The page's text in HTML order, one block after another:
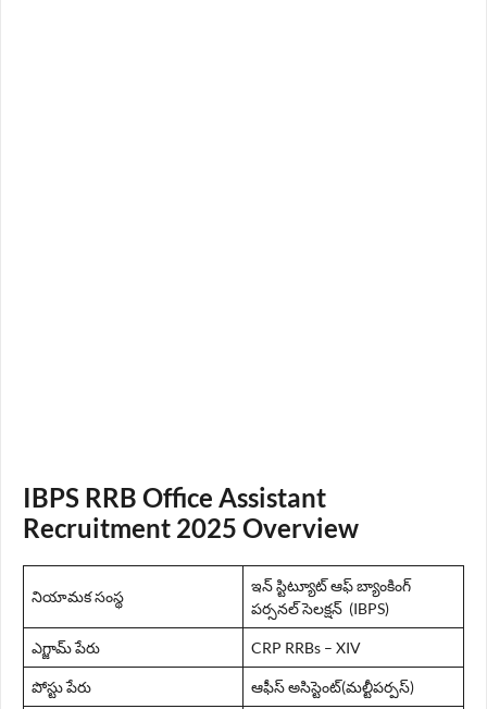
IBPS RRB Office Assistant
Recruitment 2025 Overview
నియామక సంస్థ
ఇన్ స్టిట్యూట్ ఆఫ్ బ్యాంకింగ్
పర్సనల్ సెలక్షన్ (IBPS)
ఎగ్జామ్ పేరు CRP RRBs – XIV
పోస్టు పేరు ఆఫీస్ అసిస్టెంట్(మల్టీపర్పస్)